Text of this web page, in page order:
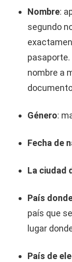
Nombre:
segundo
nombre a
Género:
Fecha de
La ciudad
País
país que
lugar
País de